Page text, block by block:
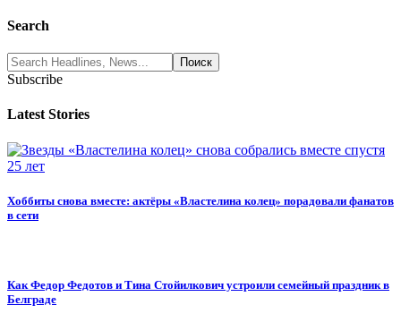
Search
Subscribe
Latest Stories
Хоббиты снова вместе: актёры «Властелина колец» порадовали фанатов
в сети
Как Федор Федотов и Тина Стойилкович устроили семейный праздник в
Белграде